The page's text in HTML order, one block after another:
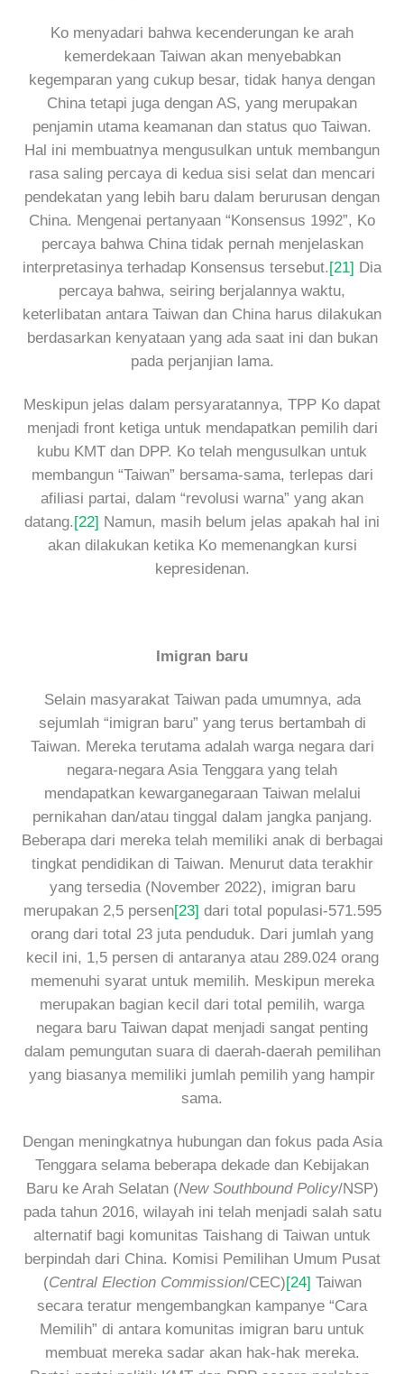
Ko menyadari bahwa kecenderungan ke arah
kemerdekaan Taiwan akan menyebabkan
kegemparan yang cukup besar, tidak hanya dengan
China tetapi juga dengan AS, yang merupakan
penjamin utama keamanan dan status quo Taiwan.
Hal ini membuatnya mengusulkan untuk membangun
rasa saling percaya di kedua sisi selat dan mencari
pendekatan yang lebih baru dalam berurusan dengan
China. Mengenai pertanyaan “Konsensus 1992”, Ko
percaya bahwa China tidak pernah menjelaskan
interpretasinya terhadap Konsensus tersebut. [21] Dia
percaya bahwa, seiring berjalannya waktu,
keterlibatan antara Taiwan dan China harus dilakukan
berdasarkan kenyataan yang ada saat ini dan bukan
pada perjanjian lama.
Meskipun jelas dalam persyaratannya, TPP Ko dapat
menjadi front ketiga untuk mendapatkan pemilih dari
kubu KMT dan DPP. Ko telah mengusulkan untuk
membangun “Taiwan” bersama-sama, terlepas dari
afiliasi partai, dalam “revolusi warna” yang akan
datang. [22] Namun, masih belum jelas apakah hal ini
akan dilakukan ketika Ko memenangkan kursi
kepresidenan.
Imigran baru
Selain masyarakat Taiwan pada umumnya, ada
sejumlah “imigran baru” yang terus bertambah di
Taiwan. Mereka terutama adalah warga negara dari
negara-negara Asia Tenggara yang telah
mendapatkan kewarganegaraan Taiwan melalui
pernikahan dan/atau tinggal dalam jangka panjang.
Beberapa dari mereka telah memiliki anak di berbagai
tingkat pendidikan di Taiwan. Menurut data terakhir
yang tersedia (November 2022), imigran baru
merupakan 2,5 persen[23] dari total populasi-571.595
orang dari total 23 juta penduduk. Dari jumlah yang
kecil ini, 1,5 persen di antaranya atau 289.024 orang
memenuhi syarat untuk memilih. Meskipun mereka
merupakan bagian kecil dari total pemilih, warga
negara baru Taiwan dapat menjadi sangat penting
dalam pemungutan suara di daerah-daerah pemilihan
yang biasanya memiliki jumlah pemilih yang hampir
sama.
Dengan meningkatnya hubungan dan fokus pada Asia
Tenggara selama beberapa dekade dan Kebijakan
Baru ke Arah Selatan (New Southbound Policy/NSP)
pada tahun 2016, wilayah ini telah menjadi salah satu
alternatif bagi komunitas Taishang di Taiwan untuk
berpindah dari China. Komisi Pemilihan Umum Pusat
(Central Election Commission/CEC)[24] Taiwan
secara teratur mengembangkan kampanye “Cara
Memilih” di antara komunitas imigran baru untuk
membuat mereka sadar akan hak-hak mereka.